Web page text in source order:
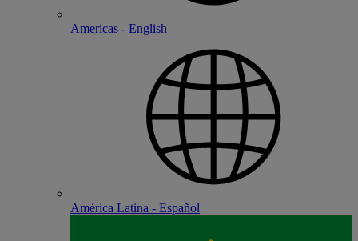
Americas - English
América Latina - Español